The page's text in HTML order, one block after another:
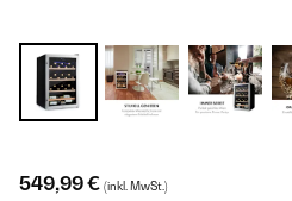
549,99 € (inkl. MwSt.)